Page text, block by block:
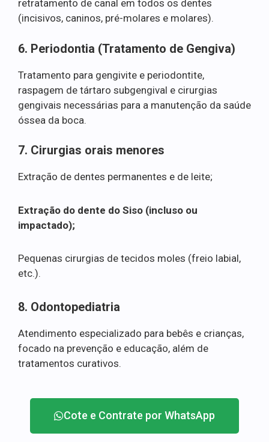
retratamento de canal em todos os dentes
(incisivos, caninos, pré-molares e molares).
6. Periodontia (Tratamento de Gengiva)
Tratamento para gengivite e periodontite,
raspagem de tártaro subgengival e cirurgias
gengivais necessárias para a manutenção da saúde
óssea da boca.
7. Cirurgias orais menores
Extração de dentes permanentes e de leite;
Extração do dente do Siso (incluso ou
impactado);
Pequenas cirurgias de tecidos moles (freio labial,
etc.).
8. Odontopediatria
Atendimento especializado para bebês e crianças,
focado na prevenção e educação, além de
tratamentos curativos.
Cote e Contrate por WhatsApp